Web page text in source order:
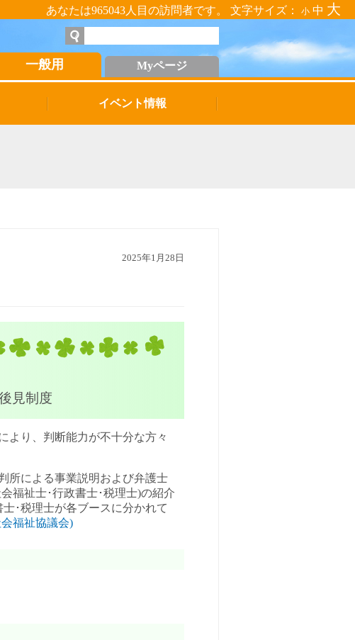
あなたは965043人目の訪問者です。 文字サイズ： 小 中 大
一般用 Myページ
イベント情報
2025年1月28日
見制度
より、判断能力が不十分な方々
所による事業説明および弁護士
福祉士･行政書士･税理士)の紹介
･税理士が各ブースに分かれて
福祉協議会)